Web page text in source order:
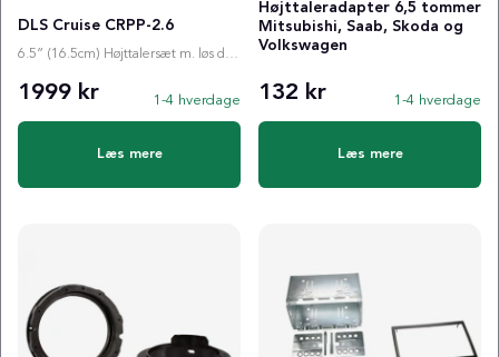
DLS Cruise CRPP-2.6
6.5” (16.5cm) Højttalersæt m. løs diskant
1999 kr 1-4 hverdage
Læs mere
Højttaleradapter 6,5 tommer
Mitsubishi, Saab, Skoda og
Volkswagen
132 kr 1-4 hverdage
Læs mere